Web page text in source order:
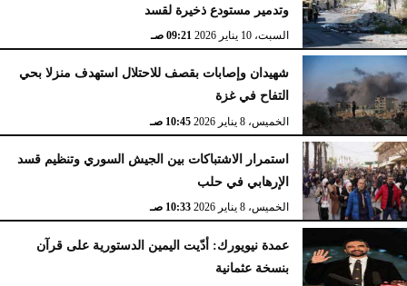
وتدمير مستودع ذخيرة لقسد
السبت، 10 يناير 2026 09:21 صـ
شهيدان وإصابات بقصف للاحتلال استهدف منزلا بحي
التفاح في غزة
الخميس، 8 يناير 2026 10:45 صـ
استمرار الاشتباكات بين الجيش السوري وتنظيم قسد
الإرهابي في حلب
الخميس، 8 يناير 2026 10:33 صـ
عمدة نيويورك: أدّيت اليمين الدستورية على قرآن
بنسخة عثمانية